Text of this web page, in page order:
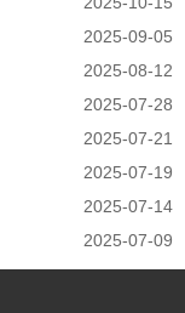
2025-09-05
2025-08-12
2025-07-28
2025-07-21
2025-07-19
2025-07-14
2025-07-09